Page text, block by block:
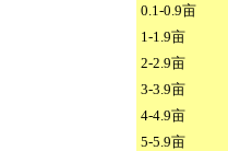
0.1-0.9亩
1-1.9亩
2-2.9亩
3-3.9亩
4-4.9亩
5-5.9亩